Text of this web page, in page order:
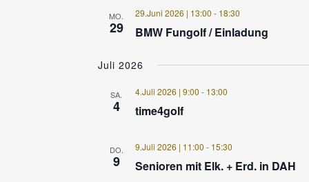
MO.
29 BMW Fungolf / Einladung
29.Juni 2026 | 13:00 - 18:30
Juli 2026
SA.
4 time4golf
4.Juli 2026 | 9:00 - 13:00
DO.
9 Senioren mit Elk. + Erd. in DAH
9.Juli 2026 | 11:00 - 15:30